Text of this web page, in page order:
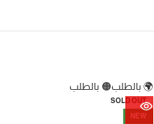
🌍 بالطلب🟠 بالطلب
SOLD OUT
NEW